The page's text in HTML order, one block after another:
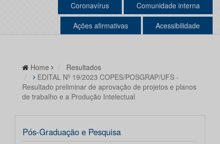
Coronavírus Comunidade interna
Ações afirmativas Acessibilidade
Home
Resultados
EDITAL Nº 19/2023 COPES/POSGRAP/UFS -
Resultado preliminar de aprovação de projetos e planos
de trabalho e a Produção Intelectual
Pós-Graduação e Pesquisa